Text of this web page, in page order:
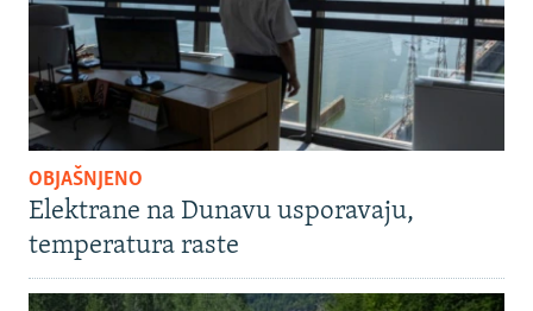
OBJAŠNJENO
Elektrane na Dunavu usporavaju,
temperatura raste